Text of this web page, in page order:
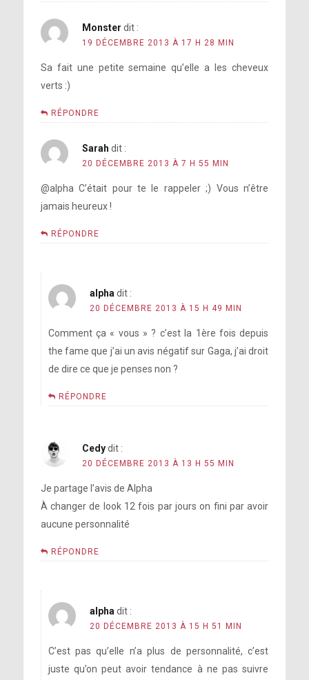
Monster dit :
19 DÉCEMBRE 2013 À 17 H 28 MIN
Sa fait une petite semaine qu’elle a les cheveux
verts :)
RÉPONDRE
Sarah dit :
20 DÉCEMBRE 2013 À 7 H 55 MIN
@alpha C’était pour te le rappeler ;) Vous n’être
jamais heureux !
RÉPONDRE
alpha dit :
20 DÉCEMBRE 2013 À 15 H 49 MIN
Comment ça « vous » ? c’est la 1ère fois depuis
the fame que j’ai un avis négatif sur Gaga, j’ai droit
de dire ce que je penses non ?
RÉPONDRE
Cedy dit :
20 DÉCEMBRE 2013 À 13 H 55 MIN
Je partage l’avis de Alpha
À changer de look 12 fois par jours on fini par avoir
aucune personnalité
RÉPONDRE
alpha dit :
20 DÉCEMBRE 2013 À 15 H 51 MIN
C’est pas qu’elle n’a plus de personnalité, c’est
juste qu’on peut avoir tendance à ne pas suivre